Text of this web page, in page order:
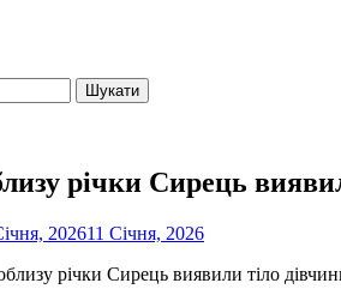
річки Сирець
202611 Січня, 2026